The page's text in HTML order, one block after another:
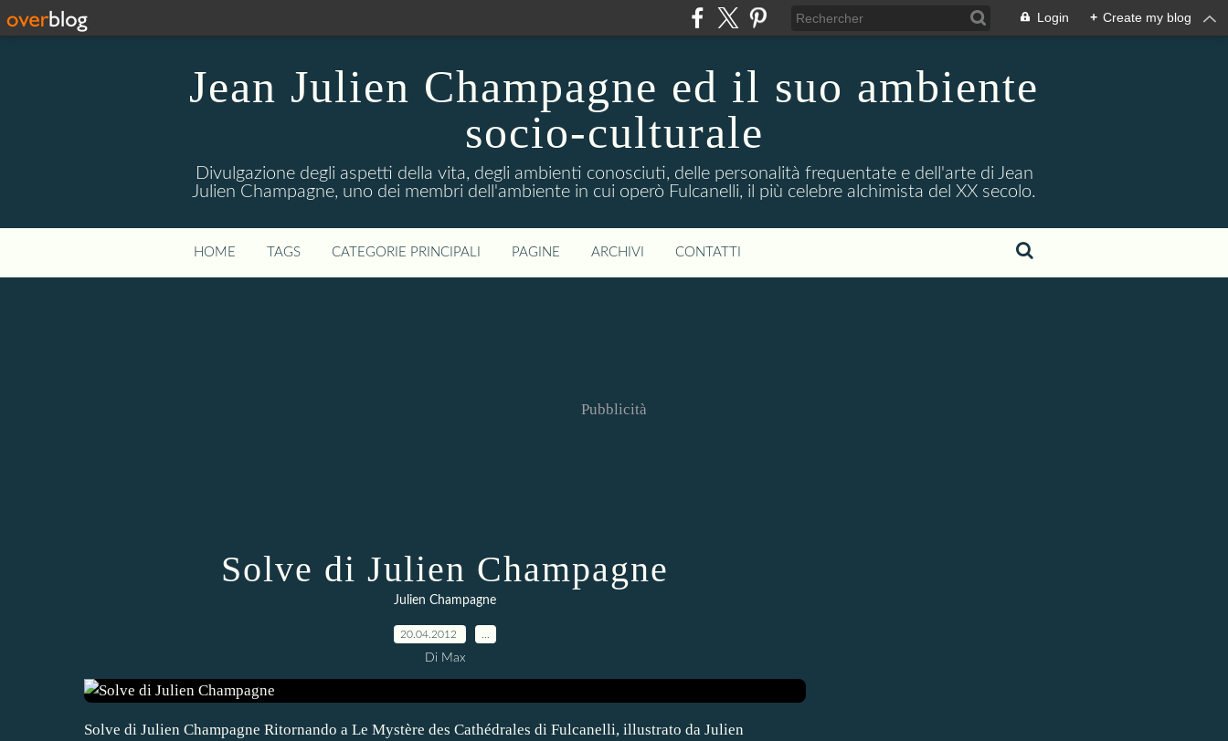
Login + Create my blog
Jean Julien Champagne ed il suo ambiente
socio-culturale
Divulgazione degli aspetti della vita, degli ambienti conosciuti, delle personalità frequentate e dell'arte di Jean
Julien Champagne, uno dei membri dell'ambiente in cui operò Fulcanelli, il più celebre alchimista del XX secolo.
HOME TAGS CATEGORIE PRINCIPALI PAGINE ARCHIVI CONTATTI
Pubblicità
Solve di Julien Champagne
Julien Champagne
20.04.2012
Di Max
Solve di Julien Champagne Ritornando a Le Mystère des Cathédrales di Fulcanelli, illustrato da Julien